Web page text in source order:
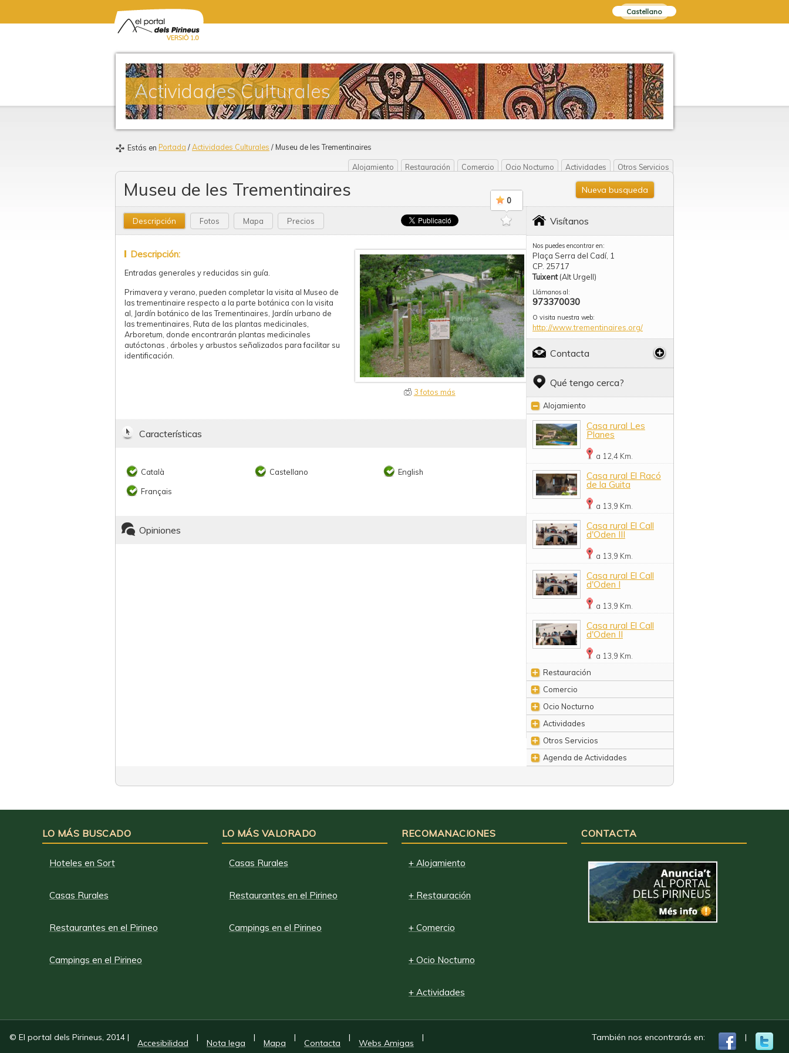
Castellano
Actividades Culturales
Estás en Portada / Actividades Culturales / Museu de les Trementinaires
Alojamiento Restauración Comercio Ocio Nocturno Actividades Otros Servicios
Museu de les Trementinaires
0
Nueva busqueda
Descripción Fotos Mapa Precios
Descripción:
Entradas generales y reducidas sin guía.
Primavera y verano, pueden completar la visita al Museo de
las trementinaire respecto a la parte botánica con la visita
al, Jardín botánico de las Trementinaires, Jardín urbano de
las trementinaires, Ruta de las plantas medicinales,
Arboretum, donde encontrarán plantas medicinales
autóctonas , árboles y arbustos señalizados para facilitar su
identificación.
3 fotos más
Características
Català Castellano English
Français
Opiniones
Visítanos
Nos puedes encontrar en:
Plaça Serra del Cadí, 1
CP. 25717
Tuixent(Alt Urgell)
Llámanos al:
973370030
O visita nuestra web:
http://www.trementinaires.org/
Contacta
Qué tengo cerca?
Alojamiento
Casa rural Les
Planes
a 12,4 Km.
Casa rural El Racó
de la Guita
a 13,9 Km.
Casa rural El Call
d'Oden III
a 13,9 Km.
Casa rural El Call
d'Oden I
a 13,9 Km.
Casa rural El Call
d'Oden II
a 13,9 Km.
Restauración
Comercio
Ocio Nocturno
Actividades
Otros Servicios
Agenda de Actividades
LO MÁS BUSCADO
Hoteles en Sort
Casas Rurales
Restaurantes en el Pirineo
Campings en el Pirineo
LO MÁS VALORADO
Casas Rurales
Restaurantes en el Pirineo
Campings en el Pirineo
RECOMANACIONES
+ Alojamiento
+ Restauración
+ Comercio
+ Ocio Nocturno
+ Actividades
CONTACTA
© El portal dels Pirineus, 2014 |
Accesibilidad
|
Nota lega
|
Mapa
|
Contacta
|
Webs Amigas
| También nos encontrarás en: |